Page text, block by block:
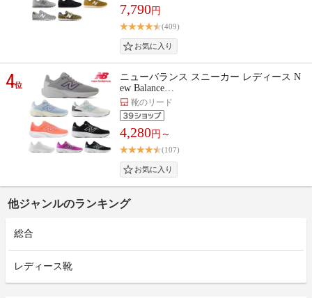
7,790円
(409)
4位
ニューバランス スニーカー レディース N
ew Balance…
靴のリード
4,280円～
(107)
他ジャンルのランキング
総合
レディース靴